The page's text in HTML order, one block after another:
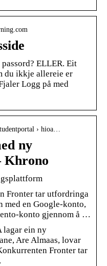
ELLER. Eit
du ikkje allereie er
Logg på med
› hioa…
ny
Fronter tar utfordringa
en Google-konto,
konto gjennom å …
lagar ein ny
Are Almaas, lovar
Fronter tar